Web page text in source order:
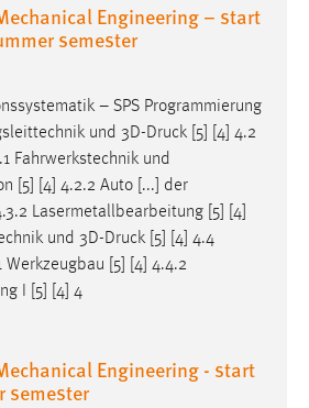
Engineering – start
semester
– SPS Programmierung
und 3D-Druck [5] [4] 4.2
Fahrwerkstechnik und
[5] [4] 4.2.2 Auto [...] der
Lasermetallbearbeitung [5] [4]
und 3D-Druck [5] [4] 4.4
Werkzeugbau [5] [4] 4.4.2
I [5] [4] 4
Engineering - start
semester